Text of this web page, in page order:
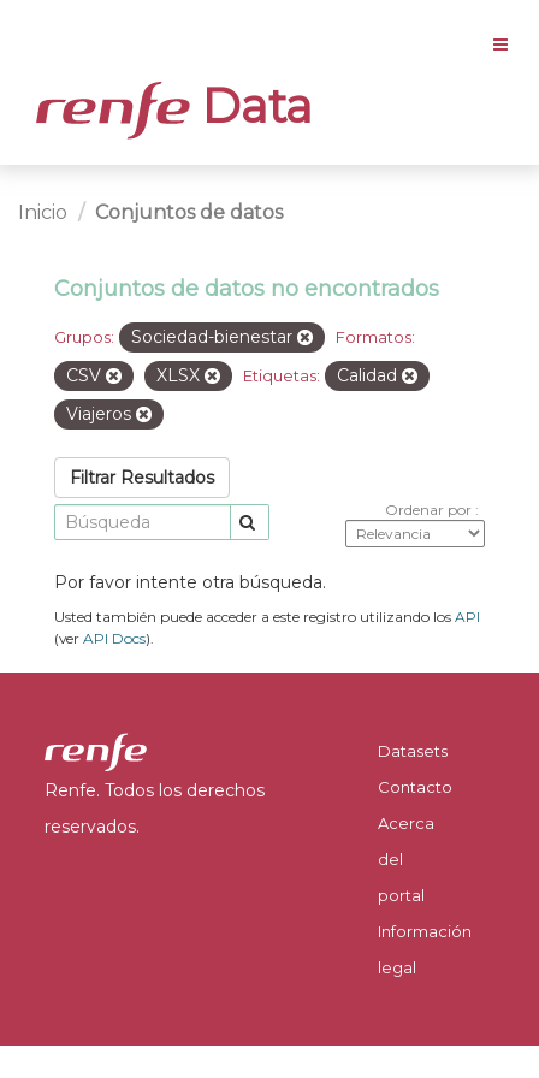
Data
Inicio Conjuntos de datos
Conjuntos de datos no encontrados
Grupos: Sociedad-bienestar Formatos:
CSV XLSX Etiquetas:
Calidad
Viajeros
Filtrar Resultados
Ordenar por
Por favor intente otra búsqueda.
Usted también puede acceder a este registro utilizando los API
(ver API Docs).
Renfe. Todos los derechos
reservados.
Datasets
Contacto
Acerca
del
portal
Información
legal